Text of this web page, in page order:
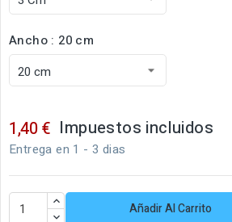
Ancho : 20 cm
1,40 € Impuestos incluidos
Entrega en 1 - 3 dias
Añadir Al Carrito